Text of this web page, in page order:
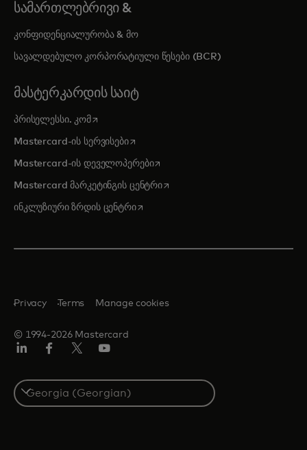
ᲡᲐᲛᲐᲠᲗᲚᲔᲑᲠᲘᲕᲘ &
კონფიდენციალურობა & მო
სავალდებულო კორპორატიული წესები (BCR)
ᲛᲐᲡᲢᲔᲠᲙᲐᲠᲓᲘᲡ ᲡᲐᲘᲢ
პრისელესსი. კომopens in a new tab
Mastercard-ის სერვისებიopens in a new tab
Mastercard-ის დეველოპერებიopens in a new tab
Mastercard მარკეტინგის ცენტრიopens in a new tab
ინკლუზიური ზრდის ცენტრიopens in a new tab
© 1994-2026 Mastercard
Privacy Terms Manage cookies
Select
a
country